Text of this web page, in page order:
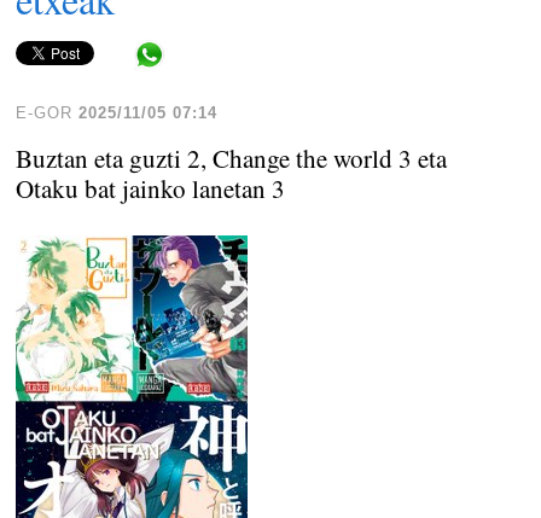
E-GOR 2025/11/05 07:14
Buztan eta guzti 2, Change the world 3 eta
Otaku bat jainko lanetan 3